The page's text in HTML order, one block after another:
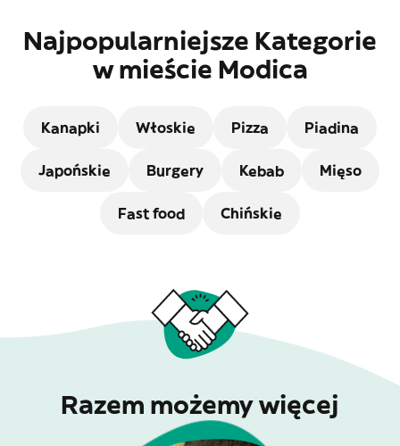
Najpopularniejsze Kategorie
w mieście Modica
Kanapki Włoskie Pizza Piadina
Japońskie Burgery Kebab Mięso
Fast food Chińskie
Razem możemy więcej